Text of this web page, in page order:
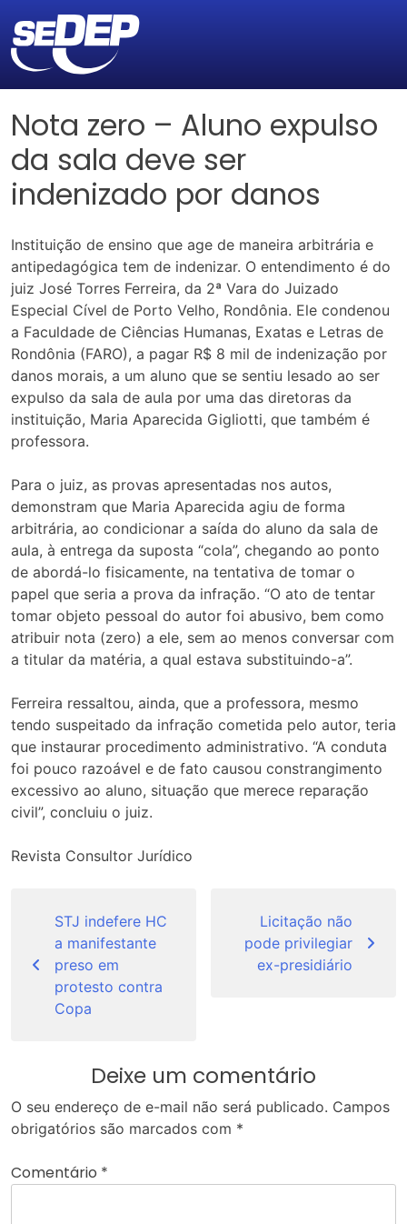
Nota zero – Aluno expulso
da sala deve ser
indenizado por danos
Instituição de ensino que age de maneira arbitrária e
antipedagógica tem de indenizar. O entendimento é do
juiz José Torres Ferreira, da 2ª Vara do Juizado
Especial Cível de Porto Velho, Rondônia. Ele condenou
a Faculdade de Ciências Humanas, Exatas e Letras de
Rondônia (FARO), a pagar R$ 8 mil de indenização por
danos morais, a um aluno que se sentiu lesado ao ser
expulso da sala de aula por uma das diretoras da
instituição, Maria Aparecida Gigliotti, que também é
professora.
Para o juiz, as provas apresentadas nos autos,
demonstram que Maria Aparecida agiu de forma
arbitrária, ao condicionar a saída do aluno da sala de
aula, à entrega da suposta “cola”, chegando ao ponto
de abordá-lo fisicamente, na tentativa de tomar o
papel que seria a prova da infração. “O ato de tentar
tomar objeto pessoal do autor foi abusivo, bem como
atribuir nota (zero) a ele, sem ao menos conversar com
a titular da matéria, a qual estava substituindo-a”.
Ferreira ressaltou, ainda, que a professora, mesmo
tendo suspeitado da infração cometida pelo autor, teria
que instaurar procedimento administrativo. “A conduta
foi pouco razoável e de fato causou constrangimento
excessivo ao aluno, situação que merece reparação
civil”, concluiu o juiz.
Revista Consultor Jurídico
Post
STJ indefere HC
a manifestante
preso em
protesto contra
Copa
Licitação não
pode privilegiar
ex-presidiário
Deixe um comentário
O seu endereço de e-mail não será publicado. Campos
obrigatórios são marcados com *
Comentário *